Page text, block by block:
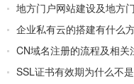
地方门户网站建设及地方
企业私有云的搭建有什么
CN域名注册的流程及相关
SSL证书有效期为什么不